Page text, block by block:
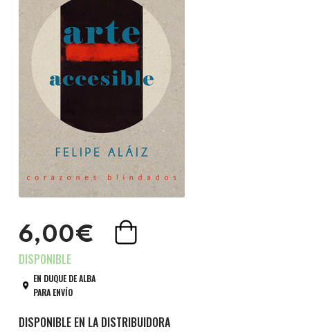
6,00€
EN DUQUE DE ALBA
PARA ENVÍO